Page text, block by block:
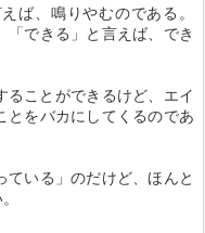
ば、鳴りやむのである。
「できる」と言えば、でき
ことができるけど、エイ
とをバカにしてくるのであ
いる」のだけど、ほんと